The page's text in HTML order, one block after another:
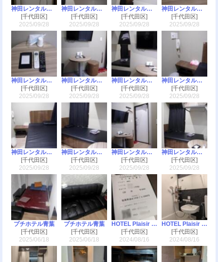
神田レンタルルーム
[千代田区]
2025/09/28
神田レンタルルーム
[千代田区]
2025/09/28
神田レンタルルーム
[千代田区]
2025/09/28
神田レンタルルーム
[千代田区]
2025/09/28
神田レンタルルーム
[千代田区]
2025/09/28
神田レンタルルーム
[千代田区]
2025/09/28
神田レンタルルーム
[千代田区]
2025/09/28
神田レンタルルーム
[千代田区]
2025/09/28
神田レンタルルーム
[千代田区]
2025/09/28
神田レンタルルーム
[千代田区]
2025/09/28
神田レンタルルーム
[千代田区]
2025/09/28
神田レンタルルーム
[千代田区]
2025/09/28
プチホテル青葉
[千代田区]
2025/06/18
プチホテル青葉
[千代田区]
2025/06/18
HOTEL Plaisir Akihabara(ホテルプレジール秋葉原)
[千代田区]
2024/08/16
HOTEL Plaisir Akihabara(ホテルプレジール秋葉原)
[千代田区]
2024/08/16